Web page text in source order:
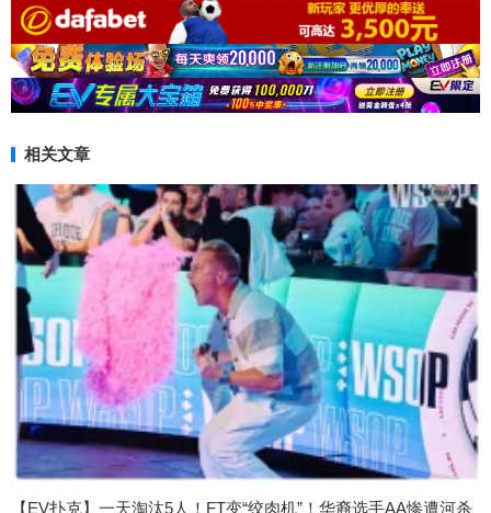
相关文章
【EV扑克】一天淘汰5人！FT变“绞肉机”！华裔选手AA惨遭河杀